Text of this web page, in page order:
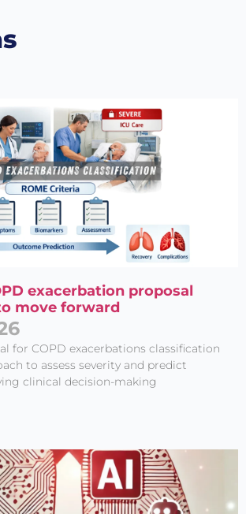
exacerbation proposal
move forward
for COPD exacerbations classification
to assess severity and predict
clinical decision-making